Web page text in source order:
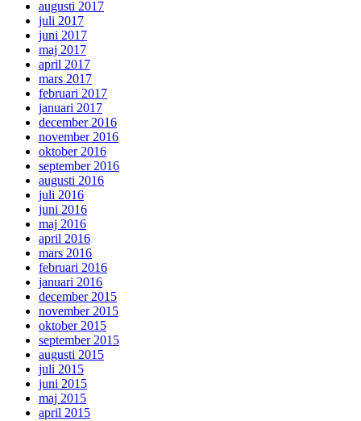
augusti 2017
juli 2017
juni 2017
maj 2017
april 2017
mars 2017
februari 2017
januari 2017
december 2016
november 2016
oktober 2016
september 2016
augusti 2016
juli 2016
juni 2016
maj 2016
april 2016
mars 2016
februari 2016
januari 2016
december 2015
november 2015
oktober 2015
september 2015
augusti 2015
juli 2015
juni 2015
maj 2015
april 2015